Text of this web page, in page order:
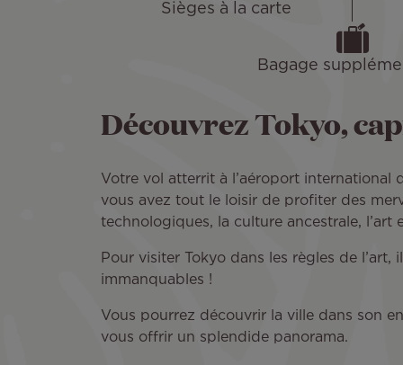
Sièges à la carte
Bagage
Découvrez Tokyo,
Votre vol atterrit à l’aéroport international
vous avez tout le loisir de profiter des
technologiques, la culture ancestrale,
Pour visiter Tokyo dans les règles de
immanquables !
Vous pourrez découvrir la ville dans son
vous offrir un splendide panorama.